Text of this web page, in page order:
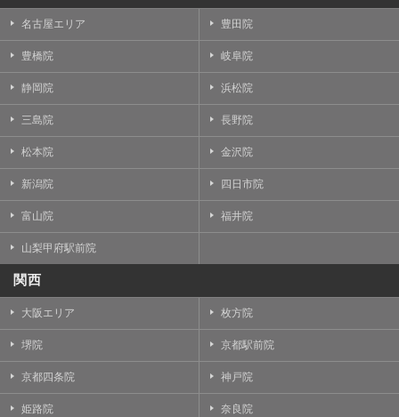
名古屋エリア 豊田院
豊橋院 岐阜院
静岡院 浜松院
三島院 長野院
松本院 金沢院
新潟院 四日市院
富山院 福井院
山梨甲府駅前院
関西
大阪エリア 枚方院
堺院 京都駅前院
京都四条院 神戸院
姫路院 奈良院